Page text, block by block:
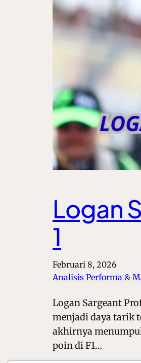
Logan
1
Februari 8, 2026
Analisis Performa &
Logan Sargeant
menjadi daya tarik
akhirnya
poin di F1…